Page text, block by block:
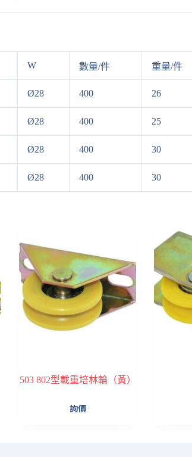
W 數量/件 重量/件
Ø28 400 26
Ø28 400 25
Ø28 400 30
Ø28 400 30
503 802型載重培林輪（黃）
詢價